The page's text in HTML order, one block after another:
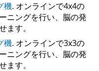
機. オンラインで4x4の
ニングを行い、脳の発
ます。
機. オンラインで3x3の
ニングを行い、脳の発
ます。